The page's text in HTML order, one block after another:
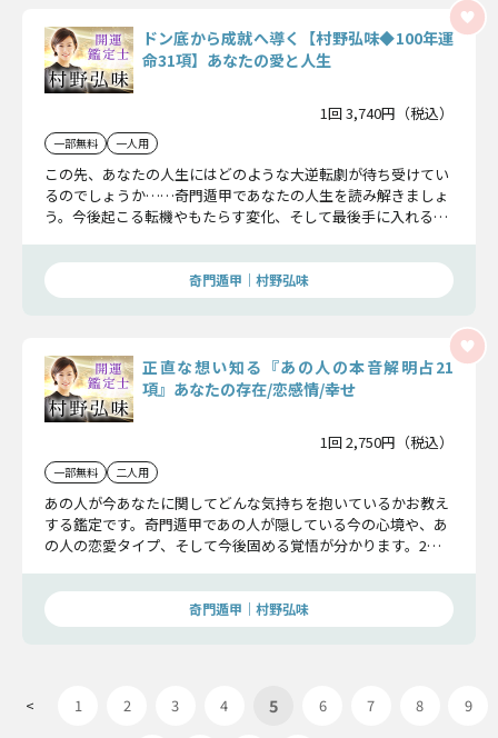
ドン底から成就へ導く【村野弘味◆100年運
命31項】あなたの愛と人生
1回 3,740円（税込）
一部無料 一人用
この先、あなたの人生にはどのような大逆転劇が待ち受けてい
るのでしょうか……奇門遁甲であなたの人生を読み解きましょ
う。今後起こる転機やもたらす変化、そして最後手に入れる成
奇門遁甲｜村野弘味
正直な想い知る『あの人の本音解明占21
項』あなたの存在/恋感情/幸せ
1回 2,750円（税込）
一部無料 二人用
あの人が今あなたに関してどんな気持ちを抱いているかお教え
する鑑定です。奇門遁甲であの人が隠している今の心境や、あ
の人の恋愛タイプ、そして今後固める覚悟が分かります。2人
奇門遁甲｜村野弘味
< 1 2 3 4 5 6 7 8 9